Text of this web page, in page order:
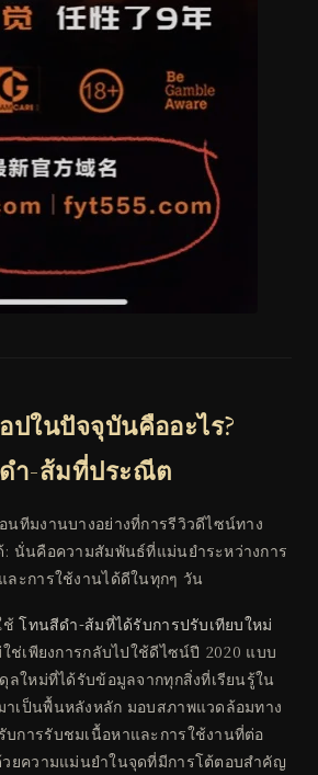
ปในปัจจุบันคืออะไร?
ำ-ส้มที่ประณีต
ทีมงานบางอย่างที่การรีวิวดีไซน์ทาง
นั่นคือความสัมพันธ์ที่แม่นยำระหว่างการ
ะการใช้งานได้ดีในทุกๆ วัน
ช้โทนสีดำ-ส้มที่ได้รับการปรับเทียบใหม่
ช่เพียงการกลับไปใช้ดีไซน์ปี 2020 แบบ
ลใหม่ที่ได้รับข้อมูลจากทุกสิ่งที่เรียนรู้ใน
เป็นพื้นหลังหลัก มอบสภาพแวดล้อมทาง
การรับชมเนื้อหาและการใช้งานที่ต่อ
ยความแม่นยำในจุดที่มีการโต้ตอบสำคัญ